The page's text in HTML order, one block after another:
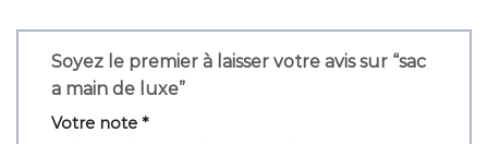
Soyez le premier à laisser votre avis sur “sac
a main de luxe”
Votre note *